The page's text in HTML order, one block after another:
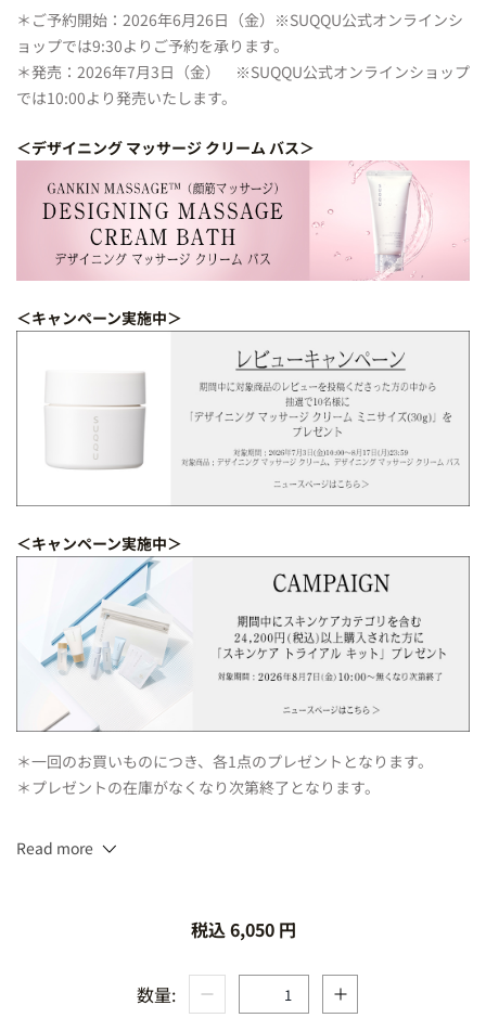
＊ご予約開始：2026年6月26日（金）※SUQQU公式オンラインシ
ョップでは9:30よりご予約を承ります。
＊発売：2026年7月3日（金） ※SUQQU公式オンラインショップ
では10:00より発売いたします。
＜デザイニング マッサージ クリーム バス＞
＜キャンペーン実施中＞
＜キャンペーン実施中＞
＊一回のお買いものにつき、各1点のプレゼントとなります。
＊プレゼントの在庫がなくなり次第終了となります。
Read more
税込 6,050 円
数量: